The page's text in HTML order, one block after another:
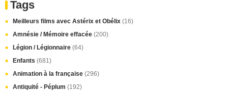
Tags
Meilleurs films avec Astérix et Obélix (16)
Amnésie / Mémoire effacée (200)
Légion / Légionnaire (64)
Enfants (681)
Animation à la française (296)
Antiquité - Péplum (192)